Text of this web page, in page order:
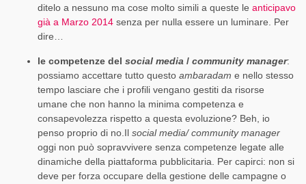
ditelo a nessuno ma cose molto simili a queste le anticipavo
già a Marzo 2014 senza per nulla essere un luminare. Per
dire…
le competenze del social media / community manager:
possiamo accettare tutto questo ambaradam e nello stesso
tempo lasciare che i profili vengano gestiti da risorse
umane che non hanno la minima competenza e
consapevolezza rispetto a questa evoluzione? Beh, io
penso proprio di no.Il social media/ community manager
oggi non può sopravvivere senza competenze legate alle
dinamiche della piattaforma pubblicitaria. Per capirci: non si
deve per forza occupare della gestione delle campagne o